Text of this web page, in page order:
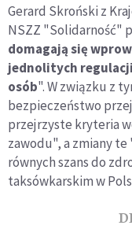
Gerard Skroński z
NSZZ "Solidarność"
domagają się
jednolitych
osób". W związku z
bezpieczeństwo
przejrzyste kryteria
zawodu", a zmiany
równych szans do
taksówkarskim w